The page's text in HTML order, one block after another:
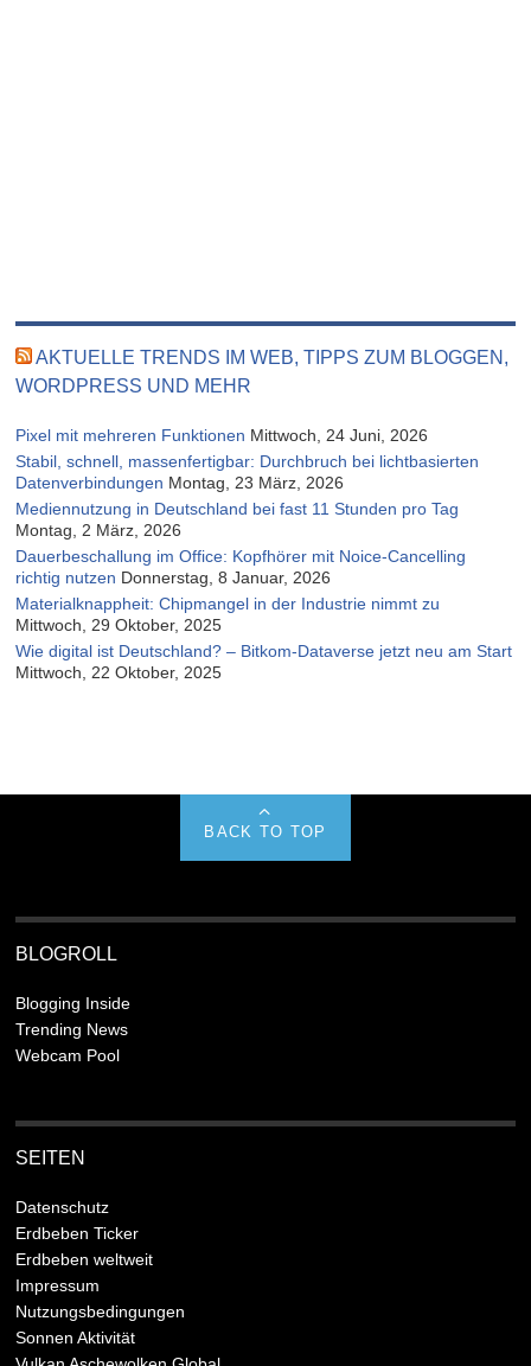
AKTUELLE TRENDS IM WEB, TIPPS ZUM BLOGGEN,
WORDPRESS UND MEHR
Pixel mit mehreren Funktionen Mittwoch, 24 Juni, 2026
Stabil, schnell, massenfertigbar: Durchbruch bei lichtbasierten
Datenverbindungen Montag, 23 März, 2026
Mediennutzung in Deutschland bei fast 11 Stunden pro Tag
Montag, 2 März, 2026
Dauerbeschallung im Office: Kopfhörer mit Noice-Cancelling
richtig nutzen Donnerstag, 8 Januar, 2026
Materialknappheit: Chipmangel in der Industrie nimmt zu
Mittwoch, 29 Oktober, 2025
Wie digital ist Deutschland? – Bitkom-Dataverse jetzt neu am Start
Mittwoch, 22 Oktober, 2025
BACK TO TOP
BLOGROLL
Blogging Inside
Trending News
Webcam Pool
SEITEN
Datenschutz
Erdbeben Ticker
Erdbeben weltweit
Impressum
Nutzungsbedingungen
Sonnen Aktivität